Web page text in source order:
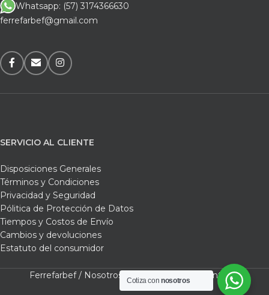
Whatsapp: (57) 3174366630
ferrefarbef@gmail.com
SERVICIO AL CLIENTE
Disposiciones Generales
Términos y Condiciones
Privacidad y Seguridad
Pólitica de Protección de Datos
Tiempos y Costos de Envío
Cambios y devoluciones
Estatuto del consumidor
Ferrefarbef / Nosotros / Tienda / Contacto
Cotiza connosotros